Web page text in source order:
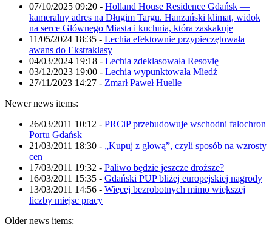
07/10/2025 09:20 - Holland House Residence Gdańsk —
kameralny adres na Długim Targu. Hanzański klimat, widok
na serce Głównego Miasta i kuchnia, która zaskakuje
11/05/2024 18:35 - Lechia efektownie przypieczętowała
awans do Ekstraklasy
04/03/2024 19:18 - Lechia zdeklasowała Resovię
03/12/2023 19:00 - Lechia wypunktowała Miedź
27/11/2023 14:27 - Zmarł Paweł Huelle
Newer news items:
26/03/2011 10:12 - PRCiP przebudowuje wschodni falochron
Portu Gdańsk
21/03/2011 18:30 - „Kupuj z głową”, czyli sposób na wzrosty
cen
17/03/2011 19:32 - Paliwo będzie jeszcze droższe?
16/03/2011 15:35 - Gdański PUP bliżej europejskiej nagrody
13/03/2011 14:56 - Więcej bezrobotnych mimo większej
liczby miejsc pracy
Older news items: